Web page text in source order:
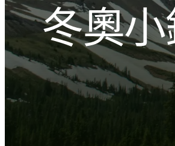
冬奧